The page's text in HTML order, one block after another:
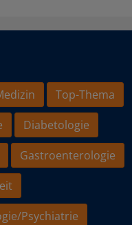
Top-Thema
Diabetologie
Gastroenterologie
Psychiatrie